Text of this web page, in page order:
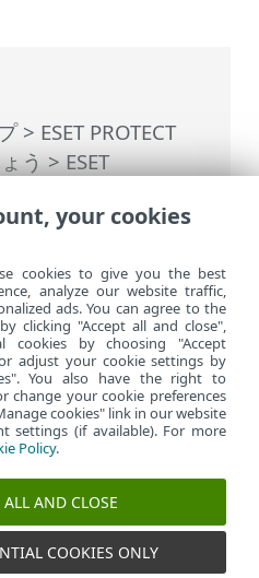
> ESET PROTECT
う>ESET
スクリプトインスト
Linux/macOS
表示
your cookies
cookies to give you the best
analyze our website traffic,
ads. You can agree to the
clicking "Accept all and close",
cookies by choosing "Accept
adjust your cookie settings by
You also have the right to
change your cookie preferences
cookies" link in our website
settings (if available). For more
Policy.
ALL AND CLOSE
COOKIES ONLY